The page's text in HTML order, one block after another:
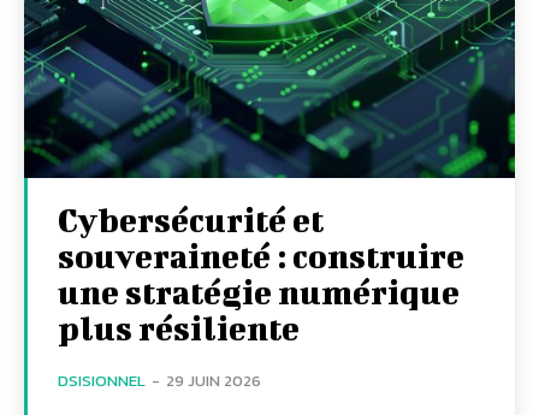
Cybersécurité et
souveraineté : construire
une stratégie numérique
plus résiliente
DSISIONNEL - 29 JUIN 2026